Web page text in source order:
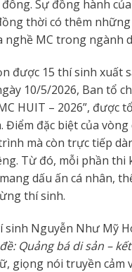
Sự đồng hành
thời có thêm
MC trong ngành
được 15 thí sinh xuất
10/5/2026, Ban tổ
HUIT – 2026”, được
đặc biệt của
mà còn trực tiếp
Từ đó, mỗi phần
dấu ấn cá nhân,
thí sinh.
Nguyễn Như Mỹ
Quảng bá di sản –
giọng nói truyền cảm